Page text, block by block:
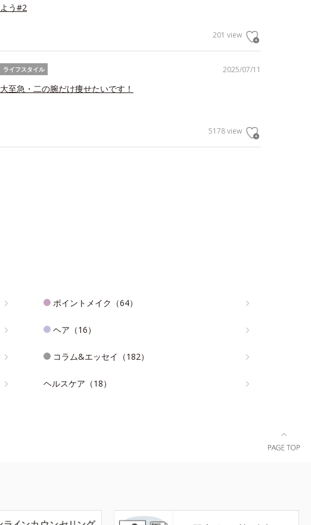
よう#2
201 view
2025/07/11
ライフスタイル
大至急・二の腕だけ痩せたいです！
5178 view
ポイントメイク（64）
ヘア（16）
コラム&エッセイ（182）
ヘルスケア（18）